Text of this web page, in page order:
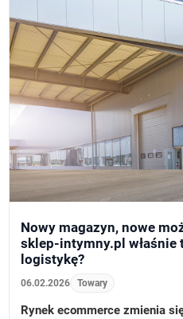
Nowy magazyn, nowe
sklep-intymny.pl właśnie
logistykę?
06.02.2026 Towary
Rynek ecommerce zmienia